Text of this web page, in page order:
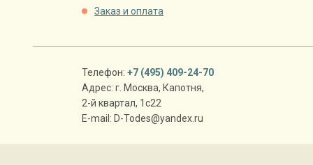
Заказ и оплата
Телефон: +7 (495) 409-24-70
Адрес: г. Москва, Капотня,
2-й квартал, 1с22
E-mail: D-Todes@yandex.ru